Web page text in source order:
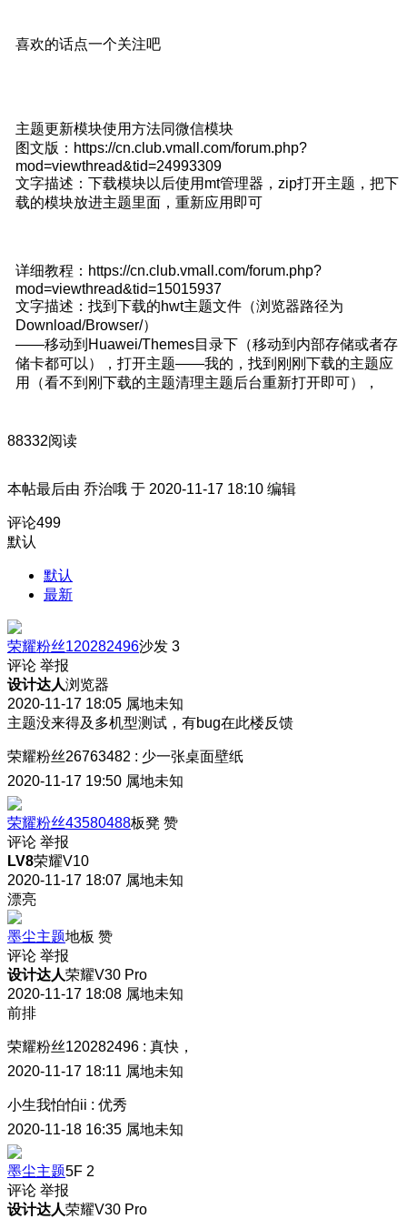
喜欢的话点一个关注吧
主题更新模块使用方法同微信模块
图文版：https://cn.club.vmall.com/forum.php?
mod=viewthread&tid=24993309
文字描述：下载模块以后使用mt管理器，zip打开主题，把下
载的模块放进主题里面，重新应用即可
详细教程：https://cn.club.vmall.com/forum.php?
mod=viewthread&tid=15015937
文字描述：找到下载的hwt主题文件（浏览器路径为
Download/Browser/）
——移动到Huawei/Themes目录下（移动到内部存储或者存
储卡都可以），打开主题——我的，找到刚刚下载的主题应
用（看不到刚下载的主题清理主题后台重新打开即可），
88332阅读
本帖最后由 乔治哦 于 2020-11-17 18:10 编辑
评论499
默认
默认
最新
荣耀粉丝120282496沙发 3
评论 举报
设计达人浏览器
2020-11-17 18:05 属地未知
主题没来得及多机型测试，有bug在此楼反馈
荣耀粉丝26763482 : 少一张桌面壁纸
2020-11-17 19:50 属地未知
荣耀粉丝43580488板凳 赞
评论 举报
LV8荣耀V10
2020-11-17 18:07 属地未知
漂亮
墨尘主题地板 赞
评论 举报
设计达人荣耀V30 Pro
2020-11-17 18:08 属地未知
前排
荣耀粉丝120282496 : 真快，
2020-11-17 18:11 属地未知
小生我怕怕ii : 优秀
2020-11-18 16:35 属地未知
墨尘主题5F 2
评论 举报
设计达人荣耀V30 Pro